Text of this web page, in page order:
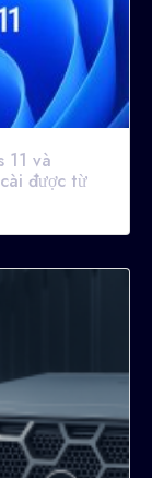
11 và
được từ